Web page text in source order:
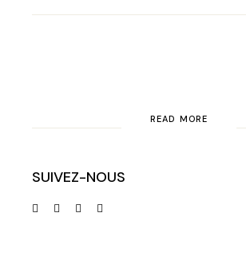
READ MORE
SUIVEZ-NOUS